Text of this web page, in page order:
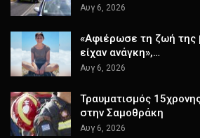
Αυγ 6, 2026
«Αφιέρωσε τη ζωή της
είχαν ανάγκη»,…
Αυγ 6, 2026
Τραυματισμός
στην Σαμοθράκη
Αυγ 6, 2026